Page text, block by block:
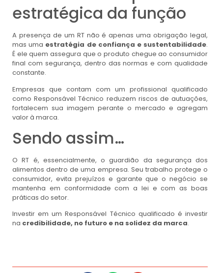
estratégica da função
A presença de um RT não é apenas uma obrigação legal,
mas uma estratégia de confiança e sustentabilidade.
É ele quem assegura que o produto chegue ao consumidor
final com segurança, dentro das normas e com qualidade
constante.
Empresas que contam com um profissional qualificado
como Responsável Técnico reduzem riscos de autuações,
fortalecem sua imagem perante o mercado e agregam
valor à marca.
Sendo assim…
O RT é, essencialmente, o guardião da segurança dos
alimentos dentro de uma empresa. Seu trabalho protege o
consumidor, evita prejuízos e garante que o negócio se
mantenha em conformidade com a lei e com as boas
práticas do setor.
Investir em um Responsável Técnico qualificado é investir
na credibilidade, no futuro e na solidez da marca.